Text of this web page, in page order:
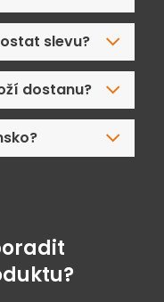
slevu?
dostanu?